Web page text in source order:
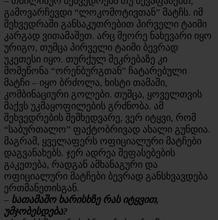
გამოვარჩევდი “ლოკომოტივთან” მატჩს. იმ
შეხვედრაში განსაკუთრებით პირველი ტაიმი
კარგად ვითამაშეთ. არც მეორე ნახევარი იყო
ურიგო, თუმცა პირველი ტაიმი ბევრად
უკეთესი იყო. თურქულ შეკრებაზე კი
მომეწონა “ორენბურგთან” ჩატარებული
მატჩი – იყო ბრძოლა, ხისტი თამაში,
კომბინაციური გოლები. თუმცა, ყოველთვის
მაქვს უკმაყოფილების გრძნობა. ამ
შეხვედრების შემხედვარე, ვერ იტყვი, რომ
“საბურთალო” ფაქტობრივად ახალი გუნდია.
მაგრამ, ყველაფერს ოფიციალური მატჩები
დაგვანახებს. ჯერ ადრეა შეფასებების
გაკეთება, რადგან ამხანაგური და
ოფიციალური მატჩები ბევრად განსხვავდება
ერთმანეთისგან.
– სათამაშო ხარისხზე რას იტყვით,
უმჯობესდება?